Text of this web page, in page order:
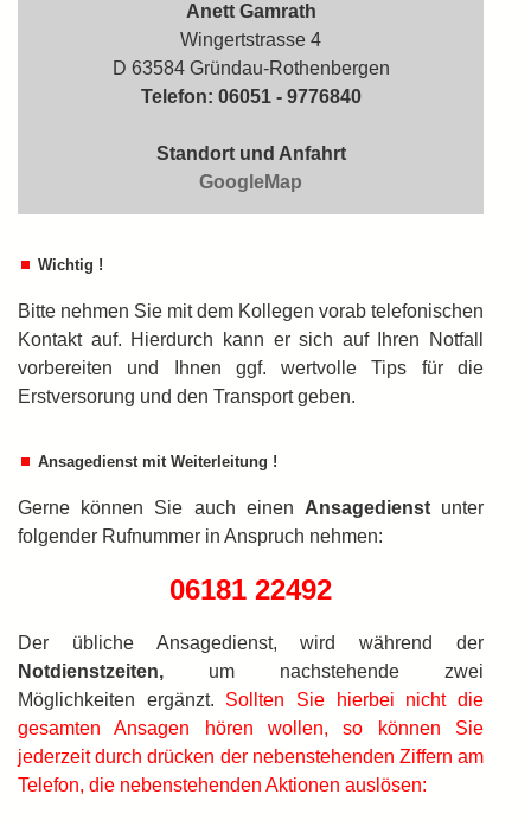
Anett Gamrath
Wingertstrasse 4
D 63584 Gründau-Rothenbergen
Telefon: 06051 - 9776840
Standort und Anfahrt
GoogleMap
Wichtig !
Bitte nehmen Sie mit dem Kollegen vorab telefonischen
Kontakt auf. Hierdurch kann er sich auf Ihren Notfall
vorbereiten und Ihnen ggf. wertvolle Tips für die
Erstversorung und den Transport geben.
Ansagedienst mit Weiterleitung !
Gerne können Sie auch einen An­sa­ge­dienstunter
folgender Rufnummer in An­spruch nehmen:
06181 22492
Der übliche Ansagedienst, wird während der
Notdienstzeiten, um nachstehende zwei
Möglichkeiten ergänzt. Sollten Sie hierbei nicht die
gesamten Ansagen hören wollen, so können Sie
jederzeit durch drücken der nebenstehenden Ziffern am
Telefon, die nebenstehenden Aktionen auslösen: